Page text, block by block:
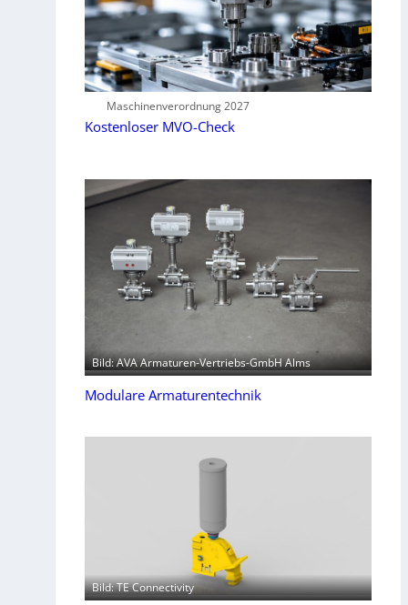
Maschinenverordnung 2027
Kostenloser MVO-Check
Bild: AVA Armaturen-Vertriebs-GmbH Alms
Modulare Armaturentechnik
Bild: TE Connectivity